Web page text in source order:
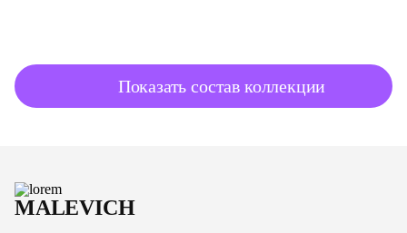
Показать состав коллекции
MALEVICH